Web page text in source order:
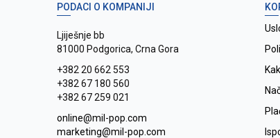
PODACI O KOMPANIJI
Ljiješnje bb
81000 Podgorica, Crna Gora
+382 20 662 553
+382 67 180 560
+382 67 259 021
online@mil-pop.com
marketing@mil-pop.com